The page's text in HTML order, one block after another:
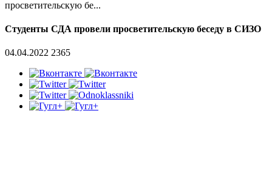
просветительскую бе...
Студенты СДА провели просветительскую беседу в СИЗО
04.04.2022 2365